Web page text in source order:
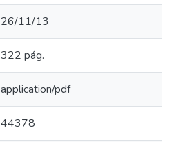
26/11/13
322 pág.
application/pdf
44378